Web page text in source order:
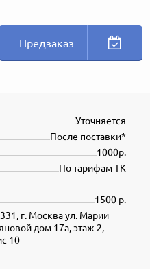
Предзаказ
Уточняется
После поставки*
1000р.
По тарифам ТК
1500 р.
г. Москва ул. Марии
дом 17а, этаж 2,
10